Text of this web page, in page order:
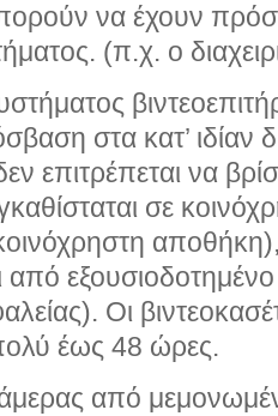
να έχουν
(π.χ. ο
στα κατ’ ιδίαν
επιτρέπεται να
σε
αποθήκη),
από
Οι
έως 48 ώρες.
από